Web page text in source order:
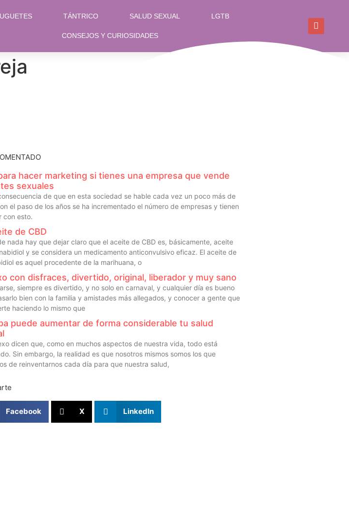
TÁNTRICO SALUD SEXUAL LGTB
CONSEJOS Y CURIOSIDADES
hacer marketing si tienes una empresa que vende
sexuales
de que en esta sociedad se hable cada vez un poco más de
el paso de los años se ha incrementado el número de empresas y tienen
con esto.
de CBD
nada hay que dejar claro que el aceite de CBD es, básicamente, aceite
y se considera un medicamento anticonvulsivo eficaz. El aceite de
es aquel procedente de la marihuana, o
con disfraces, divertido, original, liberador y muy sano
siempre es divertido, y no solo en carnaval, y cualquier día es bueno
bien con la familia y amistades más allegados, y conocer a gente que
haciendo lo mismo que
puede aumentar de forma considerable tu salud
dicen que, como en muchos aspectos de nuestra vida, todo está
Sin embargo, la realidad es que nosotros mismos somos los que
de reinventarnos cada día para que nuestra salud,
Facebook X LinkedIn